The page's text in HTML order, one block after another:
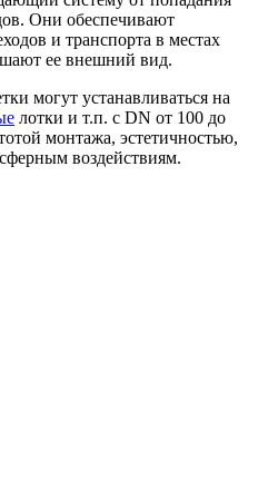
Они обеспечивают
и транспорта в местах
ее внешний вид.
могут устанавливаться на
лотки и т.п. с DN от 100 до
монтажа, эстетичностью,
воздействиям.